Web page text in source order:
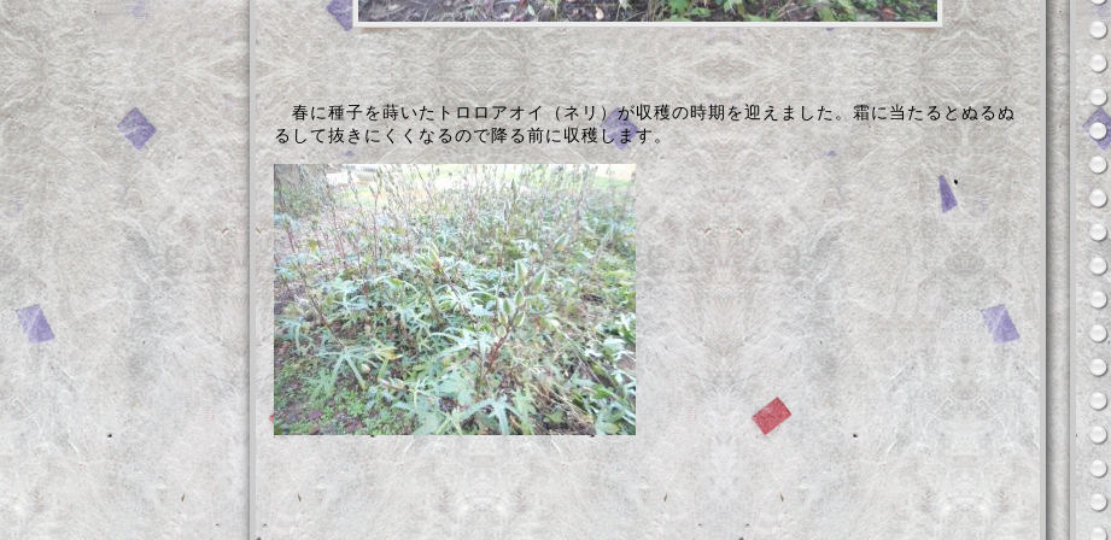
春に種子を蒔いたトロロアオイ（ネリ）が収穫の時期を迎えました。霜に当たるとぬるぬ
るして抜きにくくなるので降る前に収穫します。